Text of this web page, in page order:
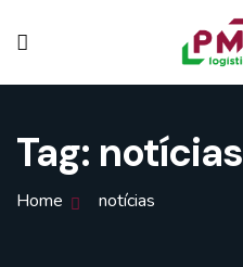
Tag: notícias
Home notícias